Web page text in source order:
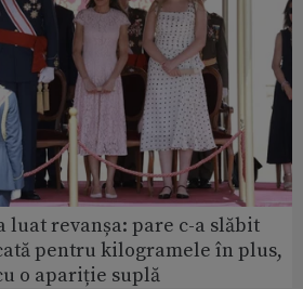
luat revanșa: pare c-a slăbit
pentru kilogramele în plus,
o apariție suplă